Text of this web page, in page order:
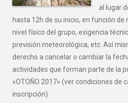
al lugar
hasta 12h de su inicio, en función
nivel físico del grupo, exigencia
previsión meteorológica, etc. Así
derecho a cancelar o cambiar la
actividades que forman parte de la
«OTOÑO 2017» (ver condiciones de
inscripción)